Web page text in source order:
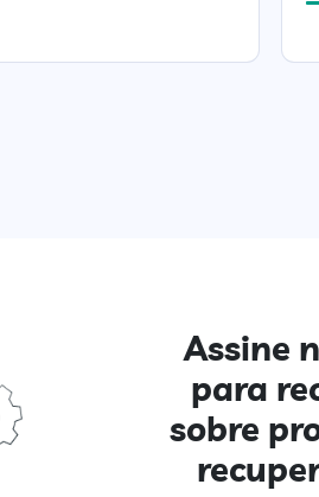
Assine
para
sobre